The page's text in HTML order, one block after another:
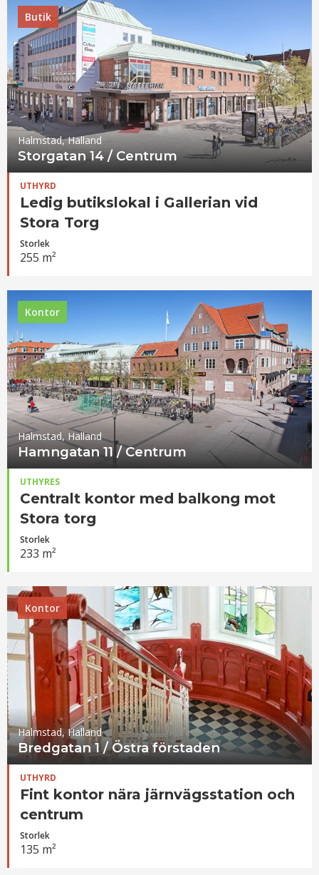
Butik
Halmstad, Halland
Storgatan 14 / Centrum
UTHYRD
Ledig butikslokal i Gallerian vid
Stora Torg
Storlek
255 m²
Kontor
Halmstad, Halland
Hamngatan 11 / Centrum
UTHYRES
Centralt kontor med balkong mot
Stora torg
Storlek
233 m²
Kontor
Halmstad, Halland
Bredgatan 1 / Östra förstaden
UTHYRD
Fint kontor nära järnvägsstation och
centrum
Storlek
135 m²